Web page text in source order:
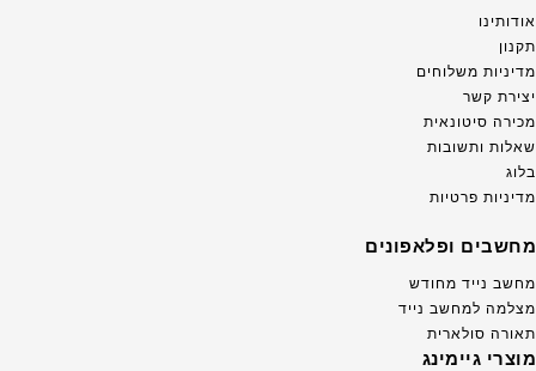
אודותינו
תקנון
מדיניות משלוחים
יצירת קשר
מכירה סיטונאית
שאלות ותשובות
בלוג
מדיניות פרטיות
מחשבים ופלאפונים
מחשב נייד מחודש
מצלמה למחשב נייד
תאורה סולארית
מוצרי גיימינג